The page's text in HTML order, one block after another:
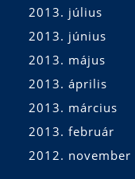
2013. július
2013. június
2013. május
2013. április
2013. március
2013. február
2012. november